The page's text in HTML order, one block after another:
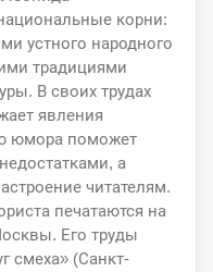
корни:
устного народного
традициями
В своих трудах
явления
юмора поможет
а
читателям.
печатаются на
Его труды
смеха» (Санкт-